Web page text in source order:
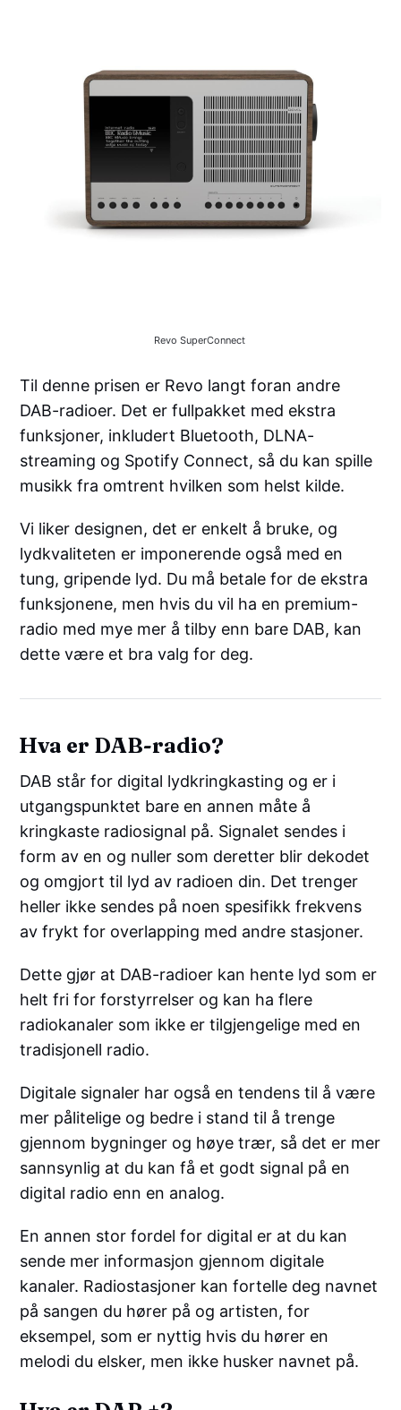
Revo SuperConnect
Til denne prisen er Revo langt foran andre
DAB-radioer. Det er fullpakket med ekstra
funksjoner, inkludert Bluetooth, DLNA-
streaming og Spotify Connect, så du kan spille
musikk fra omtrent hvilken som helst kilde.
Vi liker designen, det er enkelt å bruke, og
lydkvaliteten er imponerende også med en
tung, gripende lyd. Du må betale for de ekstra
funksjonene, men hvis du vil ha en premium-
radio med mye mer å tilby enn bare DAB, kan
dette være et bra valg for deg.
Hva er DAB-radio?
DAB står for digital lydkringkasting og er i
utgangspunktet bare en annen måte å
kringkaste radiosignal på. Signalet sendes i
form av en og nuller som deretter blir dekodet
og omgjort til lyd av radioen din. Det trenger
heller ikke sendes på noen spesifikk frekvens
av frykt for overlapping med andre stasjoner.
Dette gjør at DAB-radioer kan hente lyd som er
helt fri for forstyrrelser og kan ha flere
radiokanaler som ikke er tilgjengelige med en
tradisjonell radio.
Digitale signaler har også en tendens til å være
mer pålitelige og bedre i stand til å trenge
gjennom bygninger og høye trær, så det er mer
sannsynlig at du kan få et godt signal på en
digital radio enn en analog.
En annen stor fordel for digital er at du kan
sende mer informasjon gjennom digitale
kanaler. Radiostasjoner kan fortelle deg navnet
på sangen du hører på og artisten, for
eksempel, som er nyttig hvis du hører en
melodi du elsker, men ikke husker navnet på.